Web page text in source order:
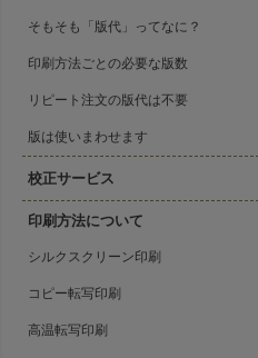
そもそも「版代」ってなに？
印刷方法ごとの必要な版数
リピート注文の版代は不要
版は使いまわせます
校正サービス
印刷方法について
シルクスクリーン印刷
コピー転写印刷
高温転写印刷